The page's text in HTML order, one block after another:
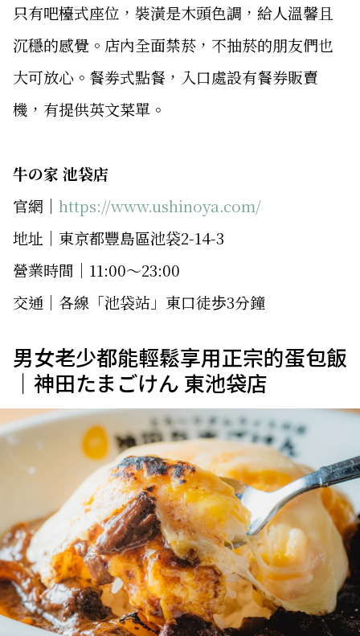
只有吧檯式座位，裝潢是木頭色調，給人溫馨且
沉穩的感覺。店內全面禁菸，不抽菸的朋友們也
大可放心。餐劵式點餐，入口處設有餐券販賣
機，有提供英文菜單。
牛の家 池袋店
官網｜ https://www.ushinoya.com/
地址｜東京都豐島區池袋2-14-3
營業時間｜11:00〜23:00
交通｜各線「池袋站」東口徒歩3分鐘
男女老少都能輕鬆享用正宗的蛋包飯
｜神田たまごけん 東池袋店